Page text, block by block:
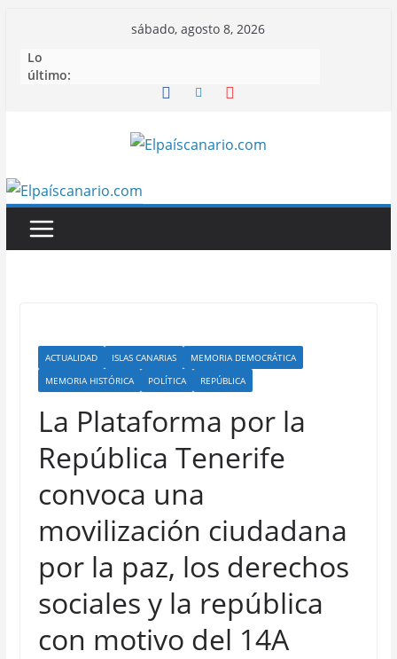
contenido
sábado, agosto 8, 2026
Lo
último:
ACTUALIDAD ISLAS CANARIAS
MEMORIA DEMOCRÁTICA
MEMORIA HISTÓRICA
POLÍTICA REPÚBLICA
La Plataforma por la
República Tenerife
convoca una
movilización ciudadana
por la paz, los derechos
sociales y la república
con motivo del 14A